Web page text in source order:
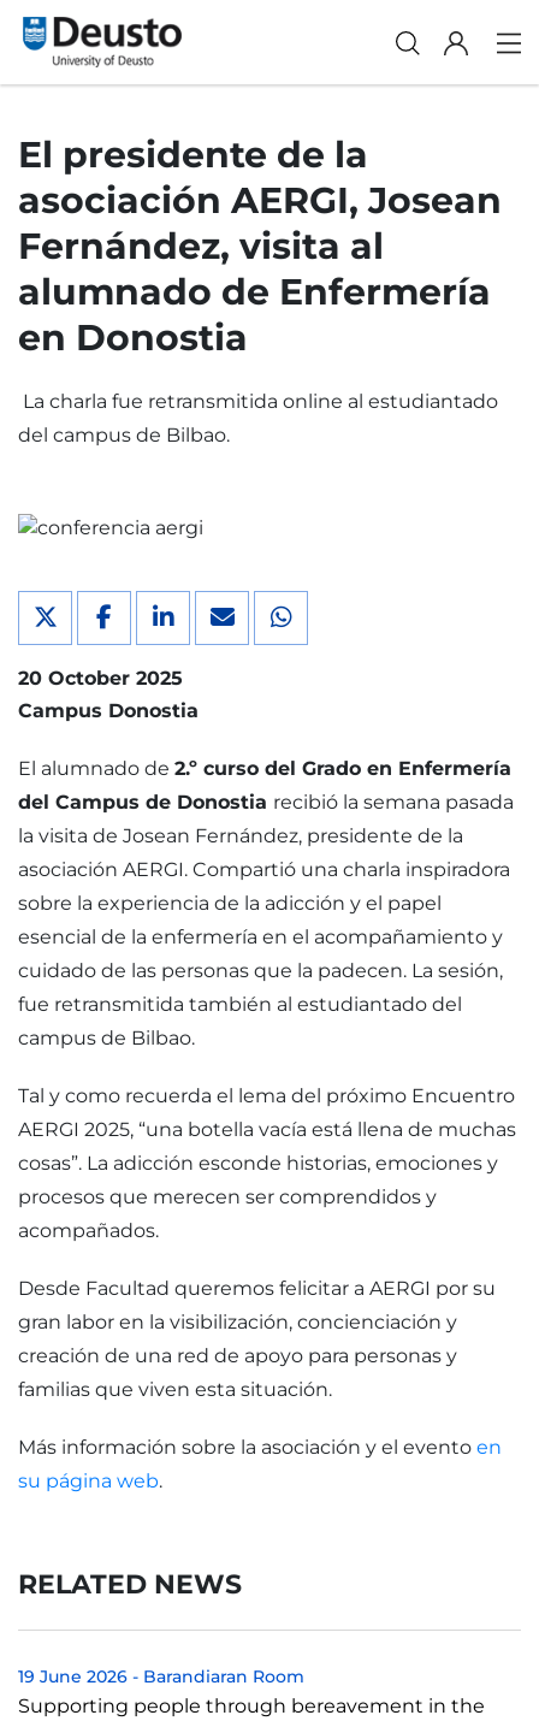
El presidente de la
asociación AERGI, Josean
Fernández, visita al
alumnado de Enfermería
en Donostia
La charla fue retransmitida online al estudiantado
del campus de Bilbao.
20 October 2025
Campus Donostia
El alumnado de 2.º curso del Grado en Enfermería
del Campus de Donostia recibió la semana pasada
la visita de Josean Fernández, presidente de la
asociación AERGI. Compartió una charla inspiradora
sobre la experiencia de la adicción y el papel
esencial de la enfermería en el acompañamiento y
cuidado de las personas que la padecen. La sesión,
fue retransmitida también al estudiantado del
campus de Bilbao.
Tal y como recuerda el lema del próximo Encuentro
AERGI 2025, “una botella vacía está llena de muchas
cosas”. La adicción esconde historias, emociones y
procesos que merecen ser comprendidos y
acompañados.
Desde Facultad queremos felicitar a AERGI por su
gran labor en la visibilización, concienciación y
creación de una red de apoyo para personas y
familias que viven esta situación.
Más información sobre la asociación y el evento en
su página web.
RELATED NEWS
19 June 2026 - Barandiaran Room
Supporting people through bereavement in the